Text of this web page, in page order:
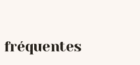
fréquentes